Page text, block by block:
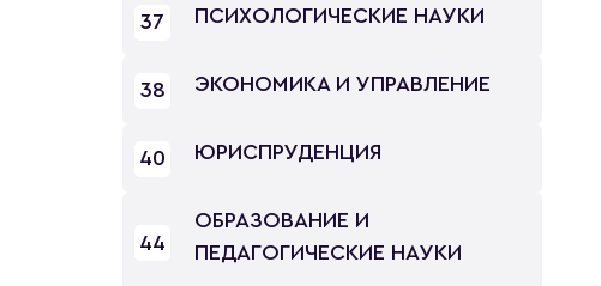
37 ПСИХОЛОГИЧЕСКИЕ НАУКИ
38 ЭКОНОМИКА И УПРАВЛЕНИЕ
40 ЮРИСПРУДЕНЦИЯ
44
ОБРАЗОВАНИЕ И
ПЕДАГОГИЧЕСКИЕ НАУКИ